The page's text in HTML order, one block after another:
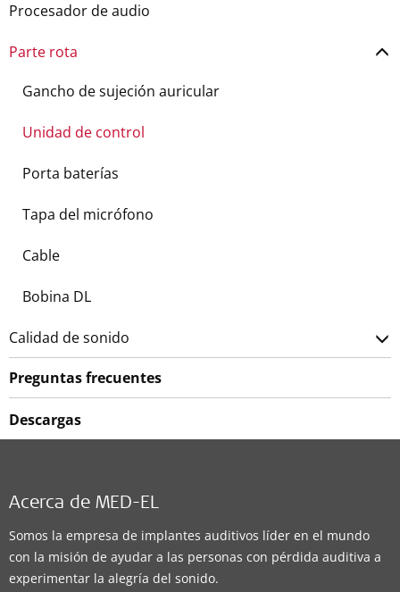
Procesador de audio
Parte rota
Gancho de sujeción auricular
Unidad de control
Porta baterías
Tapa del micrófono
Cable
Bobina DL
Calidad de sonido
Preguntas frecuentes
Descargas
Acerca de MED-EL
Somos la empresa de implantes auditivos líder en el mundo
con la misión de ayudar a las personas con pérdida auditiva a
experimentar la alegría del sonido.